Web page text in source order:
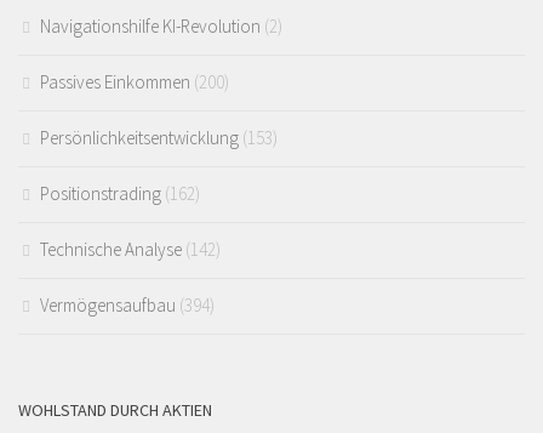
Navigationshilfe KI-Revolution (2)
Passives Einkommen (200)
Persönlichkeitsentwicklung (153)
Positionstrading (162)
Technische Analyse (142)
Vermögensaufbau (394)
WOHLSTAND DURCH AKTIEN